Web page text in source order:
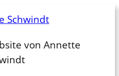
von Annette